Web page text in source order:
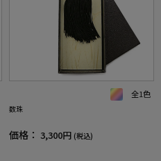
全1色
数珠
価格： 3,300円 (税込)